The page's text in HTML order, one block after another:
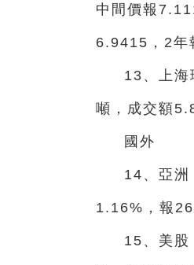
中間價報
6.9415，2年
13、上海
噸，成交額
國外
14、亞
1.16%，報
15、美